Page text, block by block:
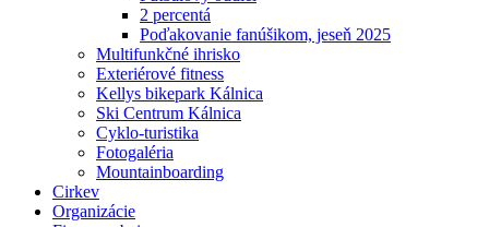
2 percentá
Poďakovanie fanúšikom, jeseň 2025
Multifunkčné ihrisko
Exteriérové fitness
Kellys bikepark Kálnica
Ski Centrum Kálnica
Cyklo-turistika
Fotogaléria
Mountainboarding
Cirkev
Organizácie